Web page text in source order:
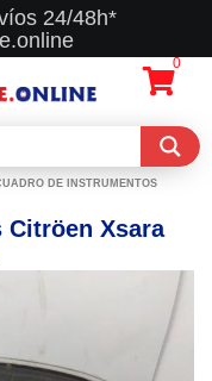
24/48h*
0
DE INSTRUMENTOS
Xsara